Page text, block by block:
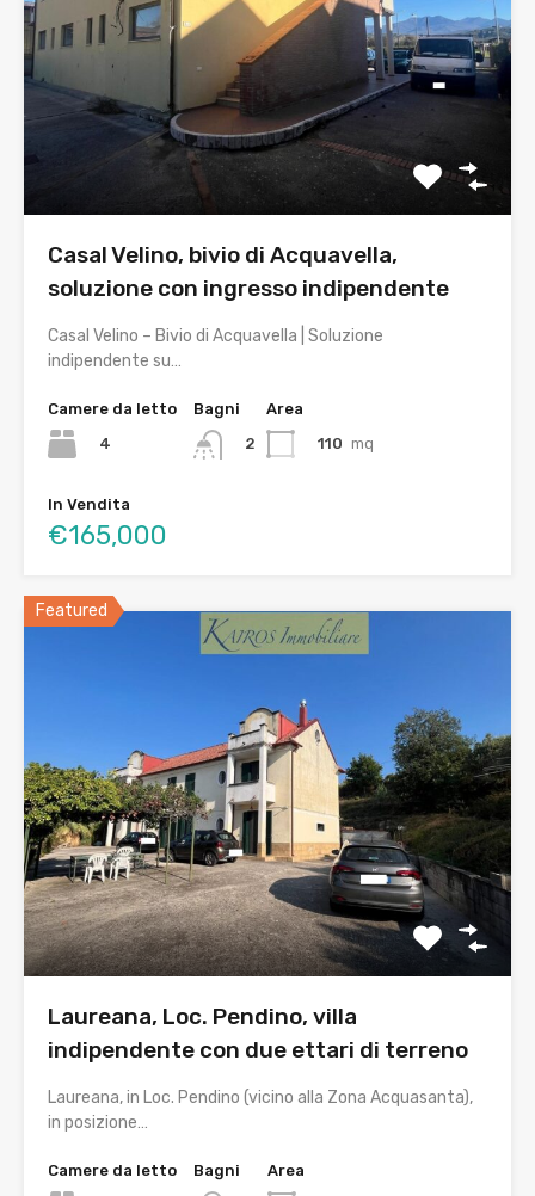
Casal Velino, bivio di Acquavella,
soluzione con ingresso indipendente
Casal Velino – Bivio di Acquavella | Soluzione
indipendente su…
Camere da letto
4
Bagni
2
Area
110 mq
In Vendita
€165,000
Featured
Laureana, Loc. Pendino, villa
indipendente con due ettari di terreno
Laureana, in Loc. Pendino (vicino alla Zona Acquasanta),
in posizione…
Camere da letto
Bagni
Area